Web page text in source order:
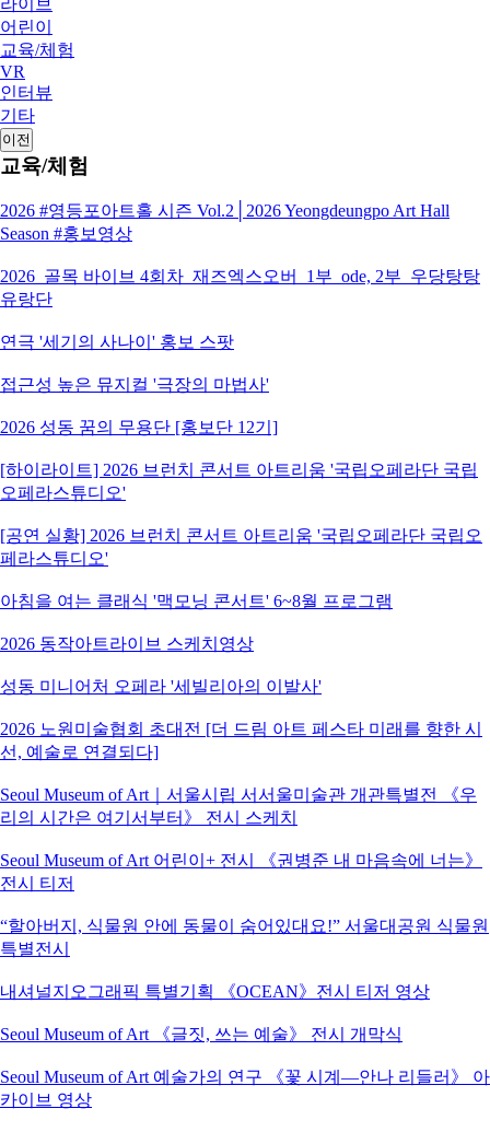
라이브
어린이
교육/체험
VR
인터뷰
기타
이전
교육/체험
2026 #영등포아트홀 시즌 Vol.2│2026 Yeongdeungpo Art Hall
Season #홍보영상
2026_골목 바이브 4회차_재즈엑스오버_1부_ode, 2부_우당탕탕
유랑단
연극 '세기의 사나이' 홍보 스팟
접근성 높은 뮤지컬 '극장의 마법사'
2026 성동 꿈의 무용단 [홍보단 12기]
[하이라이트] 2026 브런치 콘서트 아트리움 '국립오페라단 국립
오페라스튜디오'
[공연 실황] 2026 브런치 콘서트 아트리움 '국립오페라단 국립오
페라스튜디오'
아침을 여는 클래식 '맥모닝 콘서트' 6~8월 프로그램
2026 동작아트라이브 스케치영상
성동 미니어처 오페라 '세빌리아의 이발사'
2026 노원미술협회 초대전 [더 드림 아트 페스타 미래를 향한 시
선, 예술로 연결되다]
Seoul Museum of Art｜서울시립 서서울미술관 개관특별전 《우
리의 시간은 여기서부터》 전시 스케치
Seoul Museum of Art 어린이+ 전시 《권병준 내 마음속에 너는》
전시 티저
“할아버지, 식물원 안에 동물이 숨어있대요!” 서울대공원 식물원
특별전시
내셔널지오그래픽 특별기획 《OCEAN》전시 티저 영상
Seoul Museum of Art 《글짓, 쓰는 예술》 전시 개막식
Seoul Museum of Art 예술가의 연구 《꽃 시계―안나 리들러》 아
카이브 영상